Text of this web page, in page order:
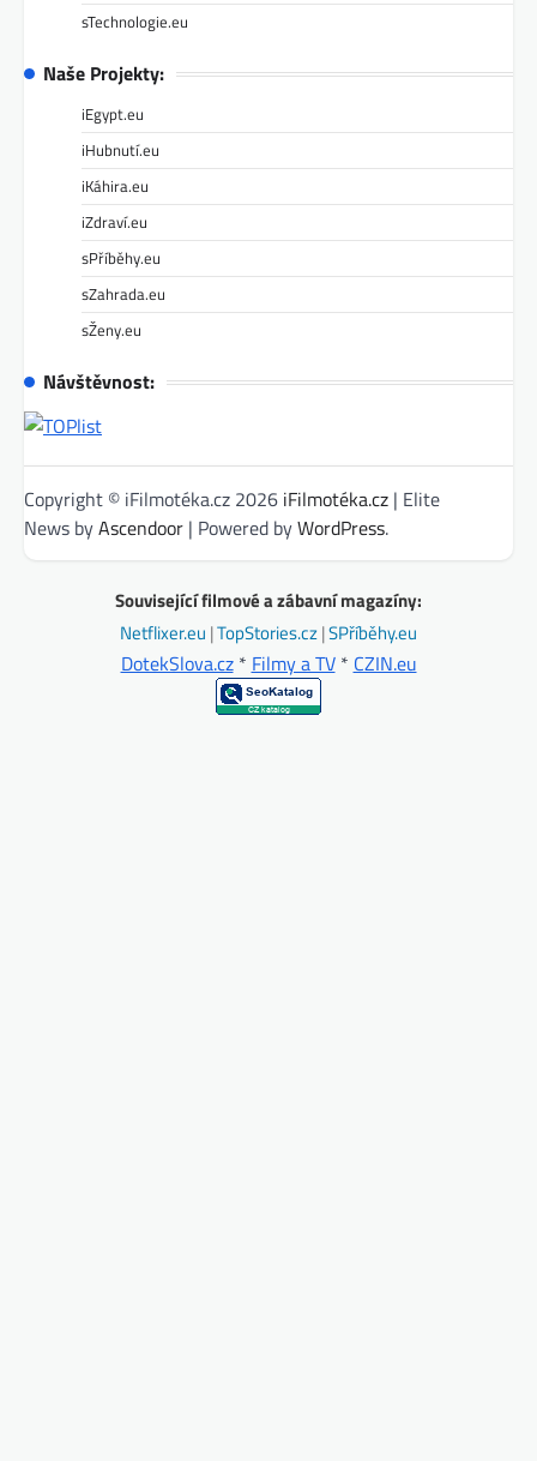
sTechnologie.eu
Naše Projekty:
iEgypt.eu
iHubnutí.eu
iKáhira.eu
iZdraví.eu
sPříběhy.eu
sZahrada.eu
sŽeny.eu
Návštěvnost:
Copyright © iFilmotéka.cz 2026 iFilmotéka.cz | Elite
News byAscendoor | Powered byWordPress.
Související filmové a zábavní magazíny:
Netflixer.eu |TopStories.cz|SPříběhy.eu
DotekSlova.cz* Filmy a TV* CZIN.eu